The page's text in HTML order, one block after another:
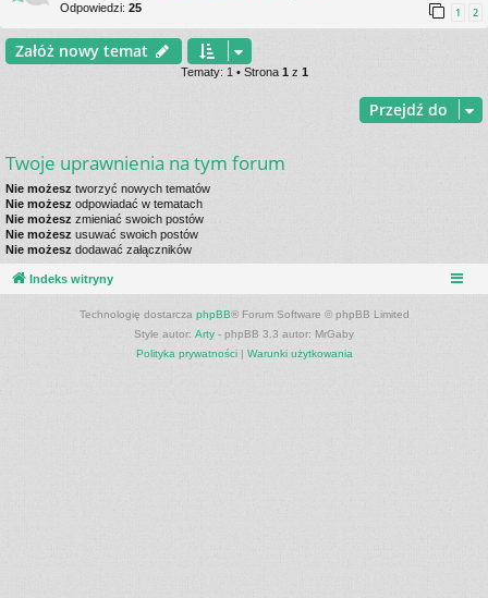
Odpowiedzi: 25 1 2
Załóż nowy temat
Tematy: 1 • Strona 1z 1
Przejdź do
Twoje uprawnienia na tym forum
Nie możesz tworzyć nowych tematów
Nie możesz odpowiadać w tematach
Nie możesz zmieniać swoich postów
Nie możesz usuwać swoich postów
Nie możesz dodawać załączników
Indeks witryny
Technologię dostarcza phpBB® Forum Software © phpBB Limited
Style autor: Arty - phpBB 3.3 autor: MrGaby
Polityka prywatności| Warunki użytkowania